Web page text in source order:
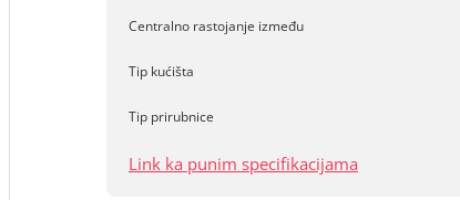
Centralno rastojanje između
Tip kućišta
Tip prirubnice
Link ka punim specifikacijama